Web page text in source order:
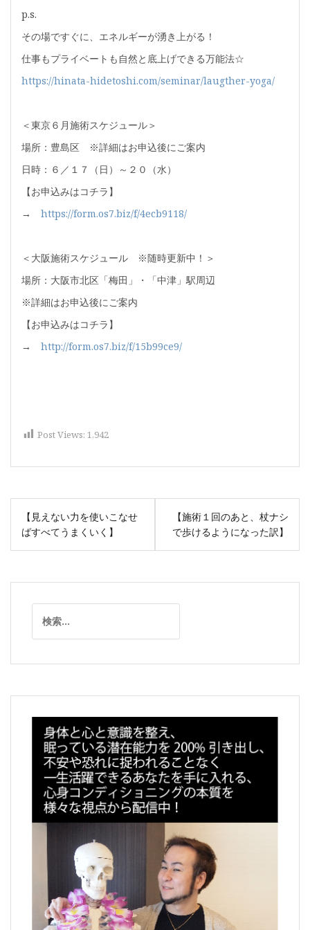
p.s.
その場ですぐに、エネルギーが湧き上がる！
仕事もプライベートも自然と底上げできる万能法☆
https://hinata-hidetoshi.com/seminar/laugther-yoga/
＜東京６月施術スケジュール＞
場所：豊島区 ※詳細はお申込後にご案内
日時：６／１７（日）～２０（水）
【お申込みはコチラ】
→ https://form.os7.biz/f/4ecb9118/
＜大阪施術スケジュール ※随時更新中！＞
場所：大阪市北区「梅田」・「中津」駅周辺
※詳細はお申込後にご案内
【お申込みはコチラ】
→ http://form.os7.biz/f/15b99ce9/
Post Views: 1,942
投
稿
ナ
ゲ
ン
【見えない力を使いこなせ
ばすべてうまくいく】
【施術１回のあと、杖ナシ
で歩けるようになった訳】
索: